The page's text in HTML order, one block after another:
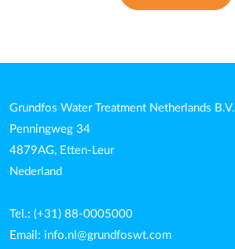
Grundfos Water Treatment Netherlands B.V.
Penningweg 34
4879AG, Etten-Leur
Nederland
Tel.: (+31) 88-0005000
Email: info.nl@grundfoswt.com